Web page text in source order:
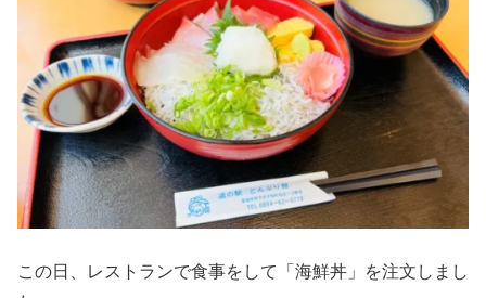
この日、レストランで食事をして「海鮮丼」を注文しまし